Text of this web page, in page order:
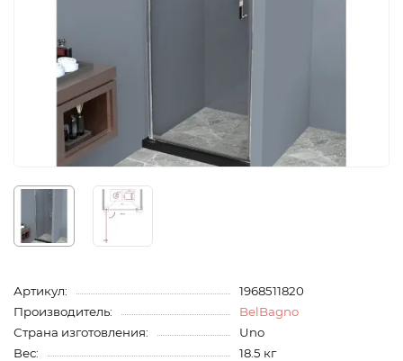
Артикул:
1968511820
Производитель:
BelBagno
Страна изготовления:
Uno
Вес:
18.5 кг